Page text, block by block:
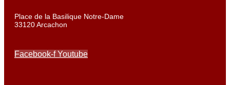
Place de la Basilique Notre-Dame
33120 Arcachon
Facebook-f Youtube